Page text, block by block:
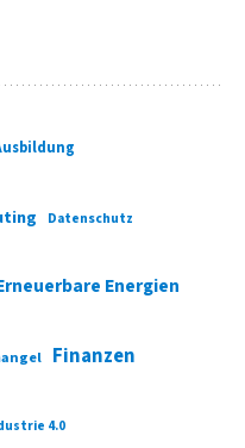
Datenschutz
Energien
Finanzen
4.0